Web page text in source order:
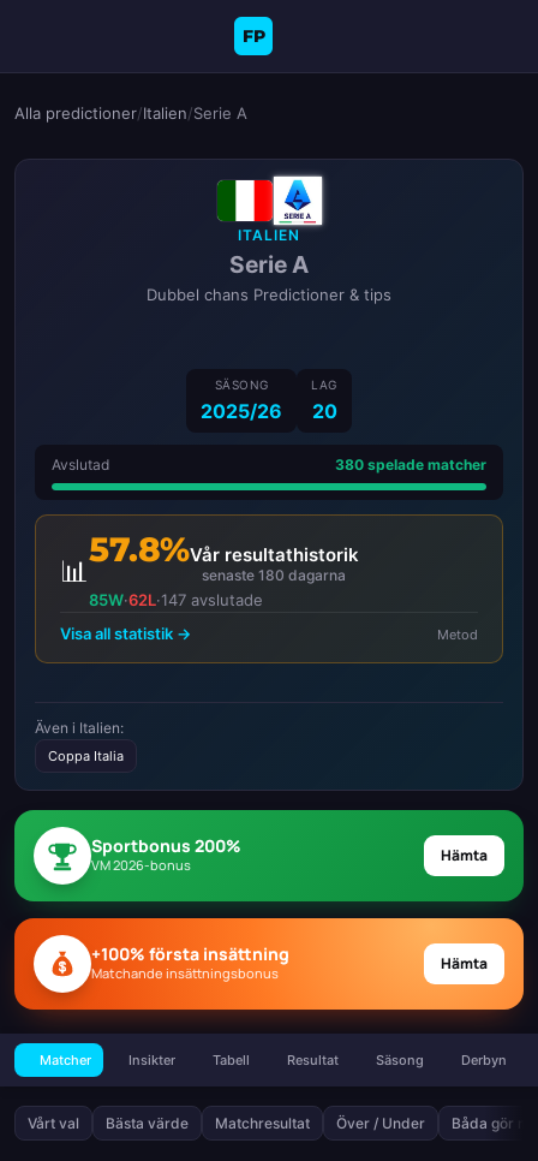
FP
Alla predictioner/Italien/Serie A
ITALIEN
Serie A
Dubbel chans Predictioner & tips
SÄSONG
2025/26
LAG
20
Avslutad 380 spelade matcher
📊
57.8%Vår resultathistorik
senaste 180 dagarna
85W·62L·147 avslutade
Visa all statistik →
Metod
Även i Italien:
Coppa Italia
Sportbonus 200%
VM 2026-bonus Hämta
+100% första insättning
Matchande insättningsbonus Hämta
Matcher Insikter Tabell Resultat Säsong Derbyn
Vårt val Bästa värde Matchresultat Över / Under Båda gör